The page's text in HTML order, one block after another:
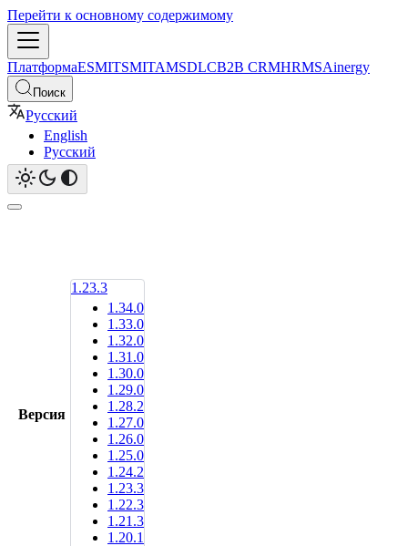
Перейти к основному содержимому
ПлатформаESMITSMITAMSDLCB2B CRMHRMSAinergy
Поиск
Русский
English
Русский
Версия
1.23.3
1.34.0
1.33.0
1.32.0
1.31.0
1.30.0
1.29.0
1.28.2
1.27.0
1.26.0
1.25.0
1.24.2
1.23.3
1.22.3
1.21.3
1.20.1